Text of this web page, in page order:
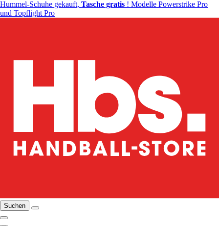
Hummel-Schuhe gekauft, Tasche gratis ! Modelle Powerstrike Pro
und Topflight Pro
Suchen